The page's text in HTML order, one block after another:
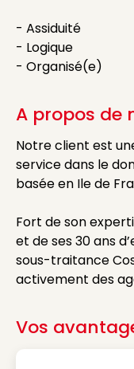
- Assiduité
- Logique
- Organisé(e)
A propos de
Notre client est
service dans le
basée en Ile de
Fort de son
et de ses 30 ans
sous-traitance
activement des
Vos